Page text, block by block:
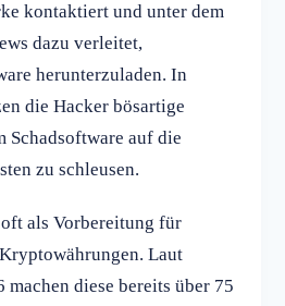
kontaktiert und unter dem
dazu verleitet,
herunterzuladen. In
die Hacker bösartige
Schadsoftware auf die
zu schleusen.
als Vorbereitung für
Laut
diese bereits über 75